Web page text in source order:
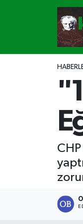
GÜNDEM
SİYASET
CANLI YAYIN
Denizli
Denizli Hava
Denizli
Denizli Trafik
Süper Lig
Tüm